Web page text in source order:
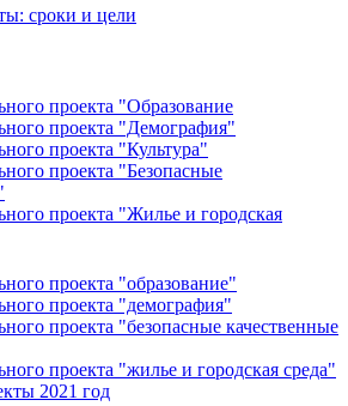
сроки и цели
проекта "Образование
проекта "Демография"
проекта "Культура"
проекта "Безопасные
проекта "Жилье и городская
проекта "образование"
проекта "демография"
проекта "безопасные качественные
проекта "жилье и городская среда"
2021 год